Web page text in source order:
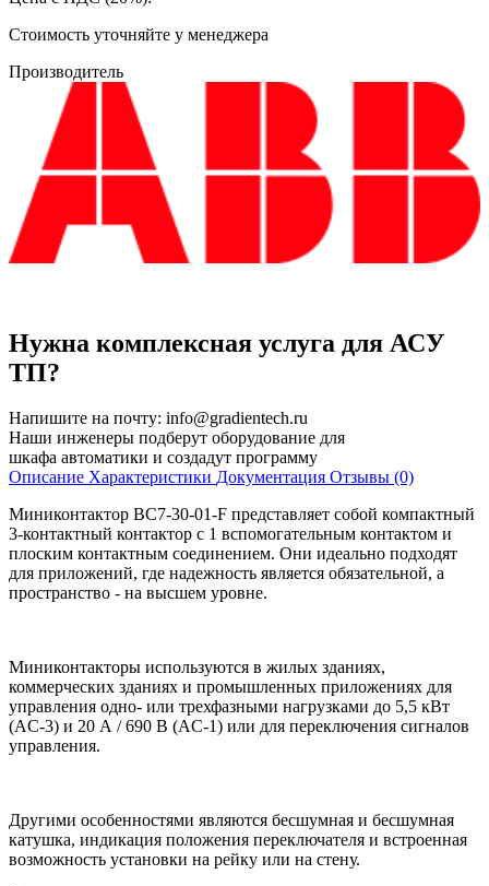
Cтоимость уточняйте у менеджера
Производитель
Нужна комплексная услуга для АСУ
ТП?
Напишите на почту: info@gradientech.ru
Наши инженеры подберут оборудование для
шкафа автоматики и создадут программу
Описание Характеристики Документация Отзывы (0)
Миниконтактор BC7-30-01-F представляет собой компактный
3-контактный контактор с 1 вспомогательным контактом и
плоским контактным соединением. Они идеально подходят
для приложений, где надежность является обязательной, а
пространство - на высшем уровне.
Миниконтакторы используются в жилых зданиях,
коммерческих зданиях и промышленных приложениях для
управления одно- или трехфазными нагрузками до 5,5 кВт
(AC-3) и 20 А / 690 В (AC-1) или для переключения сигналов
управления.
Другими особенностями являются бесшумная и бесшумная
катушка, индикация положения переключателя и встроенная
возможность установки на рейку или на стену.